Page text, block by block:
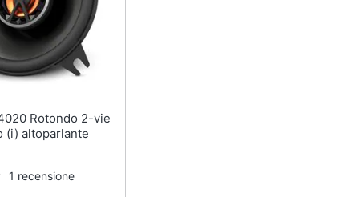
(i) altoparlante
1 recensione